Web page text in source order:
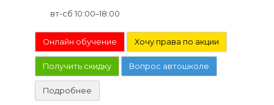
вт-сб 10:00–18:00
Онлайн обучение Хочу права по акции
Получить скидку Вопрос автошколе
Подробнее